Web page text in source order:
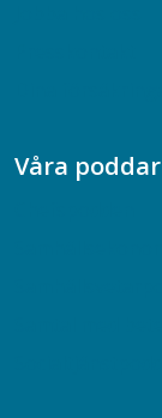
Våra poddar